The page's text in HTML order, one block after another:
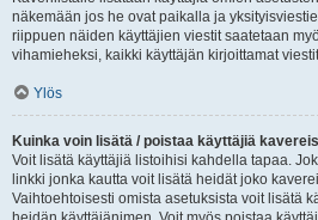
näkemään jos he ovat paikalla ja
riippuen näiden käyttäjien viestit saatetaan
vihamieheksi, kaikki käyttäjän kirjoittamat
Ylös
Kuinka voin lisätä / poistaa käyttäjiä
Voit lisätä käyttäjiä listoihisi kahdella tapaa.
linkki jonka kautta voit lisätä heidät joko
Vaihtoehtoisesti omista asetuksista voit lisätä